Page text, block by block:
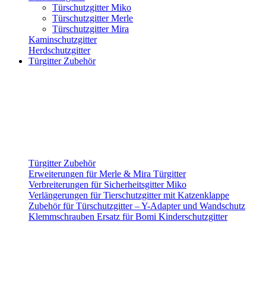
Türschutzgitter Miko
Türschutzgitter Merle
Türschutzgitter Mira
Kaminschutzgitter
Herdschutzgitter
Türgitter Zubehör
Türgitter Zubehör
Erweiterungen für Merle & Mira Türgitter
Verbreiterungen für Sicherheitsgitter Miko
Verlängerungen für Tierschutzgitter mit Katzenklappe
Zubehör für Türschutzgitter – Y-Adapter und Wandschutz
Klemmschrauben Ersatz für Bomi Kinderschutzgitter